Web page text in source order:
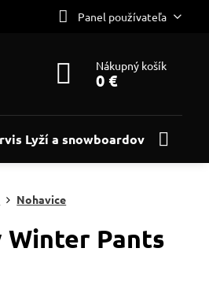
Panel používateľa
Nákupný košík
0 €
Lyží a snowboardov
Nohavice
Winter Pants